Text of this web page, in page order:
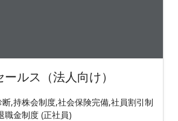
ルス（法人向け）
,持株会制度,社会保険完備,社員割引制
職金制度 (正社員)